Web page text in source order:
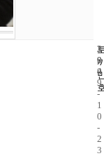
3
9
4
2
0
0
9
-
1
0
-
2
3